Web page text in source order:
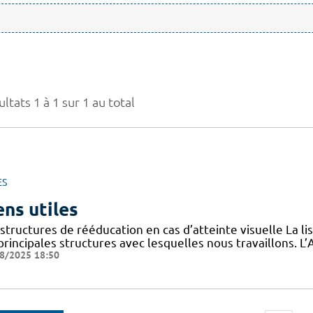
1 à 1 sur 1 au total
utiles
de rééducation en cas d’atteinte visuelle La
structures avec lesquelles nous travaillons.
2025 18:50